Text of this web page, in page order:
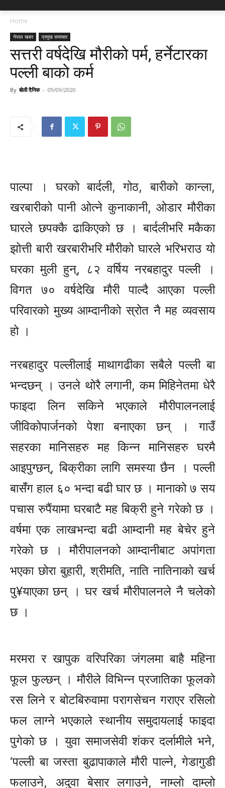
Home
नेपाल खबर प्रमुख समाचार
सत्तरी वर्षदेखि मौरीको पर्म, हर्नेटारका
पल्ली बाको कर्म
By बोली दैनिक - 09/09/2020
पाल्पा । घरको बार्दली, गोठ, बारीको कान्ला,
खरबारीको पानी ओत्ने कुनाकानी, ओडार मौरीका
घारले छपक्कै ढाकिएको छ । बार्दलीभरि मकैका
झोत्ती बारी खरबारीभरि मौरीको घारले भरिभराउ यो
घरका मुली हुन्, ८२ वर्षिय नरबहादुर पल्ली ।
विगत ७० वर्षदेखि मौरी पाल्दै आएका पल्ली
परिवारको मुख्य आम्दानीको स्रोत नै मह व्यवसाय
हो ।
नरबहादुर पल्लीलाई माथागढीका सबैले पल्ली बा
भन्दछन् । उनले थोरै लगानी, कम मिहिनेतमा धेरै
फाइदा लिन सकिने भएकाले मौरीपालनलाई
जीविकोपार्जनको पेशा बनाएका छन् । गाउँ
सहरका मानिसहरु मह किन्न मानिसहरु घरमै
आइपुग्छन्, बिक्रीका लागि समस्या छैन । पल्ली
बासँग हाल ६० भन्दा बढी घार छ । मानाको ७ सय
पचास रुपैंयामा घरबाटै मह बिक्री हुने गरेको छ ।
वर्षमा एक लाखभन्दा बढी आम्दानी मह बेचेर हुने
गरेको छ । मौरीपालनको आम्दानीबाट अपांगता
भएका छोरा बुहारी, श्रीमति, नाति नातिनाको खर्च
पु¥याएका छन् । घर खर्च मौरीपालनले नै चलेको
छ ।
मरमरा र खापुक वरिपरिका जंगलमा बाहै महिना
फूल फुल्छन् । मौरीले विभिन्न प्रजातिका फूलको
रस लिने र बोटबिरुवामा परागसेचन गराएर रसिलो
फल लाग्ने भएकाले स्थानीय समुदायलाई फाइदा
पुगेको छ । युवा समाजसेवी शंकर दर्लामीले भने,
‘पल्ली बा जस्ता बुढापाकाले मौरी पाल्ने, गेडागुडी
फलाउने, अदुवा बेसार लगाउने, नाम्लो दाम्लो